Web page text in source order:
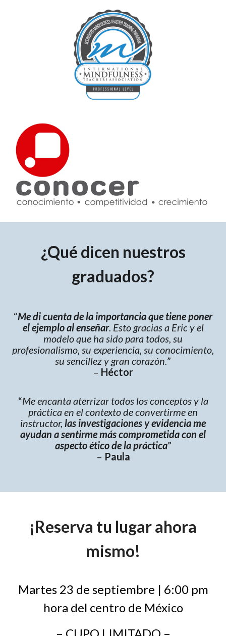
¿Qué dicen nuestros
graduados?
“Me di cuenta de la importancia que tiene poner
el ejemplo al enseñar. Esto gracias a Eric y el
modelo que ha sido para todos, su
profesionalismo, su experiencia, su conocimiento,
su sencillez y gran corazón.”
– Héctor
“Me encanta aterrizar todos los conceptos y la
práctica en el contexto de convertirme en
instructor, las investigaciones y evidencia me
ayudan a sentirme más comprometida con el
aspecto ético de la práctica”
– Paula
¡Reserva tu lugar ahora
mismo!
Martes 23 de septiembre | 6:00 pm
hora del centro de México